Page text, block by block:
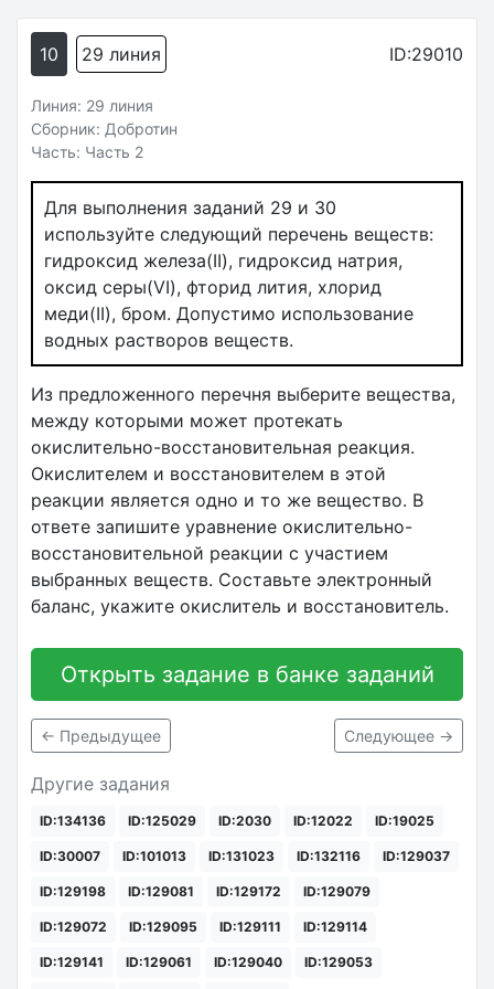
10 29 линия ID:29010
Линия: 29 линия
Сборник: Добротин
Часть: Часть 2
Для выполнения заданий 29 и 30
используйте следующий перечень веществ:
гидроксид железа(II), гидроксид натрия,
оксид серы(VI), фторид лития, хлорид
меди(II), бром. Допустимо использование
водных растворов веществ.
Из предложенного перечня выберите вещества,
между которыми может протекать
окислительно-восстановительная реакция.
Окислителем и восстановителем в этой
реакции является одно и то же вещество. В
ответе запишите уравнение окислительно-
восстановительной реакции с участием
выбранных веществ. Составьте электронный
баланс, укажите окислитель и восстановитель.
Открыть задание в банке заданий
← Предыдущее Следующее →
Другие задания
ID:134136 ID:125029 ID:2030 ID:12022 ID:19025
ID:30007 ID:101013 ID:131023 ID:132116 ID:129037
ID:129198 ID:129081 ID:129172 ID:129079
ID:129072 ID:129095 ID:129111 ID:129114
ID:129141 ID:129061 ID:129040 ID:129053